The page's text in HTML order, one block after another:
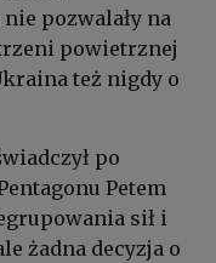
pozwalały na
powietrznej
też nigdy o
po
Petem
sił i
żadna decyzja o